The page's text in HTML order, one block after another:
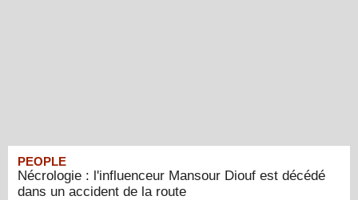
PEOPLE
Nécrologie : l'influenceur Mansour Diouf est décédé
dans un accident de la route